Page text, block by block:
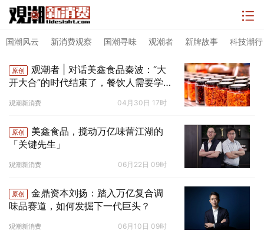
国潮风云 新消费观察 国潮寻味 观潮者 新牌故事 科技潮行
原创
观潮者 | 对话美鑫食品秦波：“大
开大合”的时代结束了，餐饮人需要学
观潮新消费 04月30日 17时
原创
美鑫食品，搅动万亿味蕾江湖的
「关键先生」
观潮新消费 06月22日 09时
原创
金鼎资本刘扬：踏入万亿复合调
味品赛道，如何发掘下一代巨头？
观潮新消费 06月10日 09时